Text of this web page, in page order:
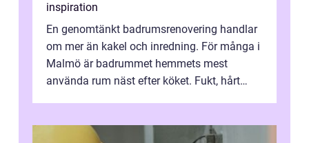
inspiration
En genomtänkt badrumsrenovering handlar
om mer än kakel och inredning. För många i
Malmö är badrummet hemmets mest
använda rum näst efter köket. Fukt, hårt